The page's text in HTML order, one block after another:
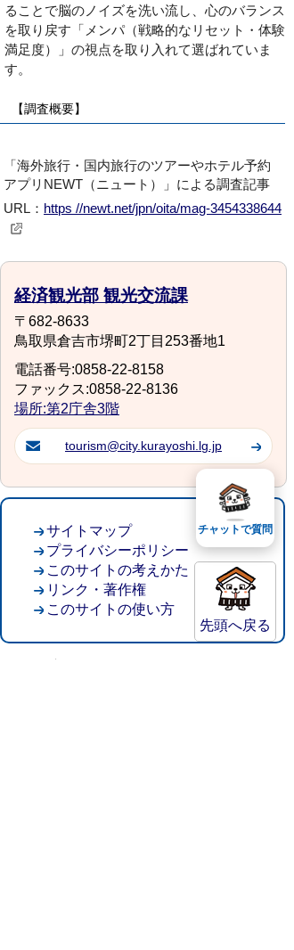
ることで脳のノイズを洗い流し、心のバランス
を取り戻す「メンパ（戦略的なリセット・体験
満足度）」の視点を取り入れて選ばれていま
す。
【調査概要】
「海外旅行・国内旅行のツアーやホテル予約
アプリNEWT（ニュート）」による調査記事
URL： https //newt.net/jpn/oita/mag-3454338644
経済観光部 観光交流課
〒682-8633
鳥取県倉吉市堺町2丁目253番地1
電話番号:0858-22-8158
ファックス:0858-22-8136
場所:第2庁舎3階
tourism@city.kurayoshi.lg.jp
先頭へ戻る
サイトマップ
プライバシーポリシー
このサイトの考えかた
リンク・著作権
このサイトの使い方
チャットで質問